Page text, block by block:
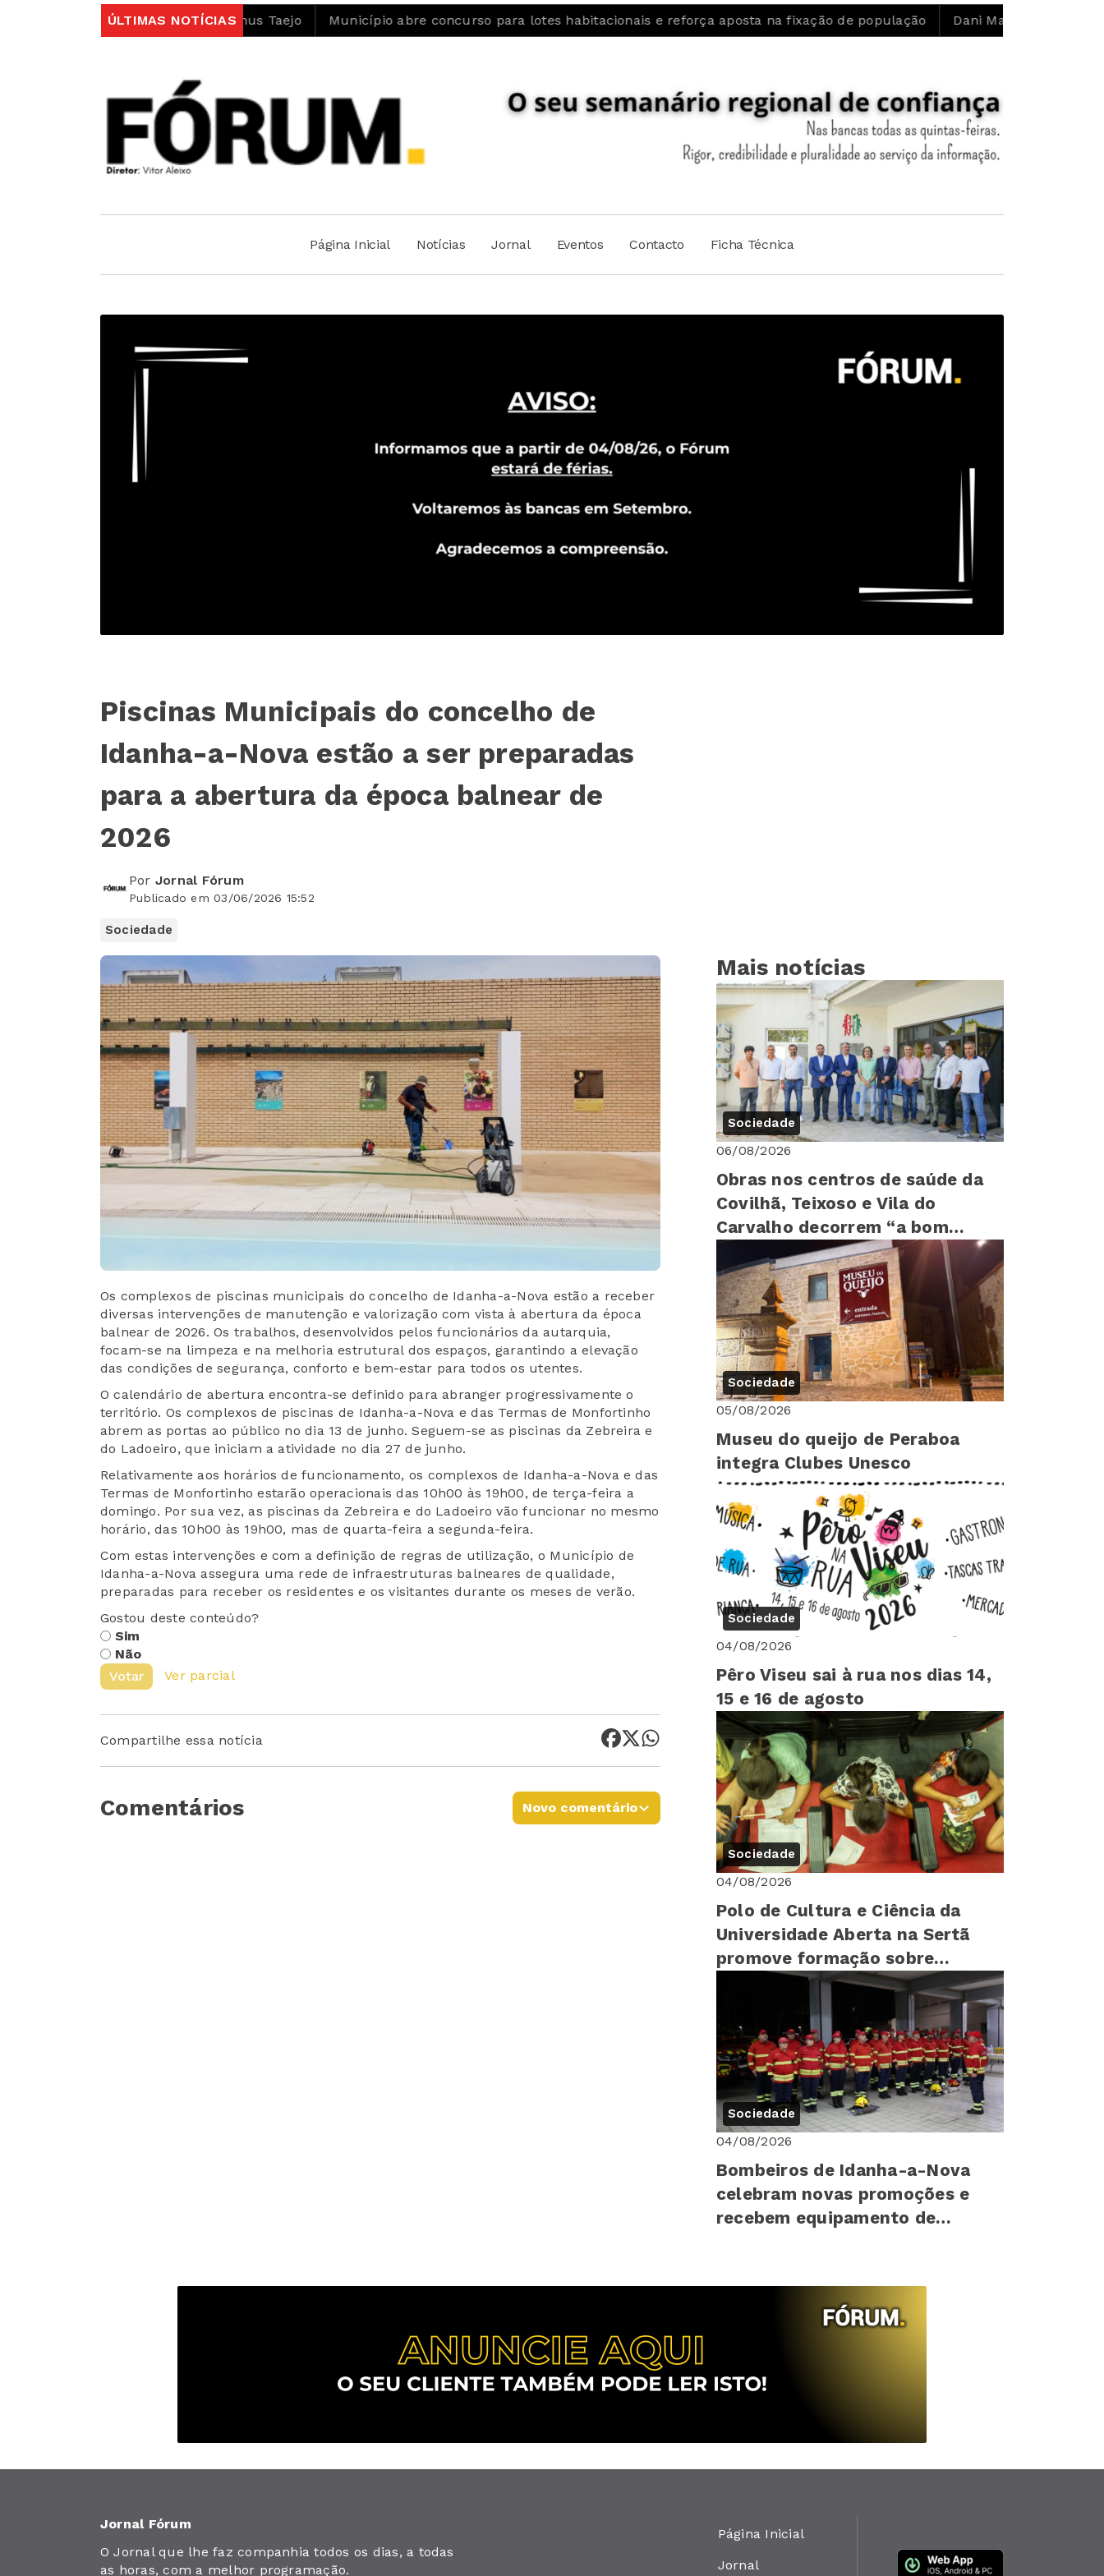
ÚLTIMAS NOTÍCIAS
do projeto LIFE Alnus Taejo Município abre concurso para lotes habitacionais e reforça aposta na fixação de população Dani Matos: “Confio no trabalho
Página Inicial Notícias Jornal Eventos Contacto Ficha Técnica
Piscinas Municipais do concelho de
Idanha-a-Nova estão a ser preparadas
para a abertura da época balnear de
2026
Por Jornal Fórum
Publicado em 03/06/2026 15:52
Sociedade
Os complexos de piscinas municipais do concelho de Idanha-a-Nova estão a receber
diversas intervenções de manutenção e valorização com vista à abertura da época
balnear de 2026. Os trabalhos, desenvolvidos pelos funcionários da autarquia,
focam-se na limpeza e na melhoria estrutural dos espaços, garantindo a elevação
das condições de segurança, conforto e bem-estar para todos os utentes.
O calendário de abertura encontra-se definido para abranger progressivamente o
território. Os complexos de piscinas de Idanha-a-Nova e das Termas de Monfortinho
abrem as portas ao público no dia 13 de junho. Seguem-se as piscinas da Zebreira e
do Ladoeiro, que iniciam a atividade no dia 27 de junho.
Relativamente aos horários de funcionamento, os complexos de Idanha-a-Nova e das
Termas de Monfortinho estarão operacionais das 10h00 às 19h00, de terça-feira a
domingo. Por sua vez, as piscinas da Zebreira e do Ladoeiro vão funcionar no mesmo
horário, das 10h00 às 19h00, mas de quarta-feira a segunda-feira.
Com estas intervenções e com a definição de regras de utilização, o Município de
Idanha-a-Nova assegura uma rede de infraestruturas balneares de qualidade,
preparadas para receber os residentes e os visitantes durante os meses de verão.
Gostou deste conteúdo?
Sim
Não
Votar
Ver parcial
Compartilhe essa notícia
Comentários Novo comentário
Mais notícias
Sociedade
06/08/2026
Obras nos centros de saúde da
Covilhã, Teixoso e Vila do
Carvalho decorrem “a bom
Sociedade
05/08/2026
Museu do queijo de Peraboa
integra Clubes Unesco
Sociedade
04/08/2026
Pêro Viseu sai à rua nos dias 14,
15 e 16 de agosto
Sociedade
04/08/2026
Polo de Cultura e Ciência da
Universidade Aberta na Sertã
promove formação sobre
direitos humanos para mais de
Sociedade
04/08/2026
Bombeiros de Idanha-a-Nova
celebram novas promoções e
recebem equipamento de
Jornal Fórum
O Jornal que lhe faz companhia todos os dias, a todas
as horas, com a melhor programação.
Página Inicial
Jornal